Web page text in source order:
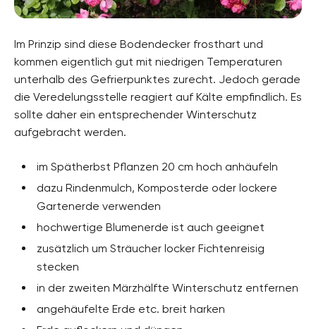
Im Prinzip sind diese Bodendecker frosthart und
kommen eigentlich gut mit niedrigen Temperaturen
unterhalb des Gefrierpunktes zurecht. Jedoch gerade
die Veredelungsstelle reagiert auf Kälte empfindlich. Es
sollte daher ein entsprechender Winterschutz
aufgebracht werden.
im Spätherbst Pflanzen 20 cm hoch anhäufeln
dazu Rindenmulch, Komposterde oder lockere
Gartenerde verwenden
hochwertige Blumenerde ist auch geeignet
zusätzlich um Sträucher locker Fichtenreisig
stecken
in der zweiten Märzhälfte Winterschutz entfernen
angehäufelte Erde etc. breit harken